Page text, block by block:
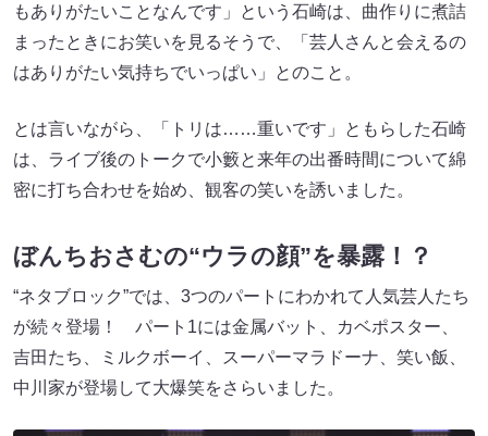
もありがたいことなんです」という石崎は、曲作りに煮詰
まったときにお笑いを見るそうで、「芸人さんと会えるの
はありがたい気持ちでいっぱい」とのこと。
とは言いながら、「トリは……重いです」ともらした石崎
は、ライブ後のトークで小籔と来年の出番時間について綿
密に打ち合わせを始め、観客の笑いを誘いました。
ぼんちおさむの“ウラの顔”を暴露！？
“ネタブロック”では、3つのパートにわかれて人気芸人たち
が続々登場！ パート1には金属バット、カベポスター、
吉田たち、ミルクボーイ、スーパーマラドーナ、笑い飯、
中川家が登場して大爆笑をさらいました。